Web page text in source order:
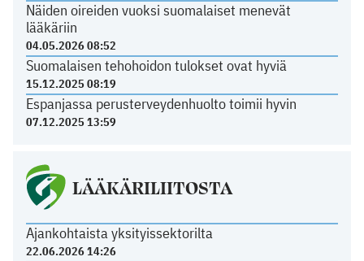
Näiden oireiden vuoksi suomalaiset menevät
lääkäriin
04.05.2026 08:52
Suomalaisen tehohoidon tulokset ovat hyviä
15.12.2025 08:19
Espanjassa perusterveydenhuolto toimii hyvin
07.12.2025 13:59
LÄÄKÄRILIITOSTA
Ajankohtaista yksityissektorilta
22.06.2026 14:26